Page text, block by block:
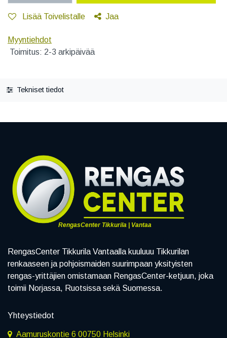
Lisää Toivelistalle Jaa
Myyntiehdot
Toimitus: 2-3 arkipäivää
Tekniset tiedot
RengasCenter Tikkurila | Vantaa
RengasCenter Tikkurila Vantaalla kuuluuu Tikkurilan
renkaaseen ja pohjoismaiden suurimpaan yksityisten
rengas-yrittäjien omistamaan RengasCenter-ketjuun, joka
toimii Norjassa, Ruotsissa sekä Suomessa.
Yhteystiedot
Aamuruskontie 6 00750 Helsinki